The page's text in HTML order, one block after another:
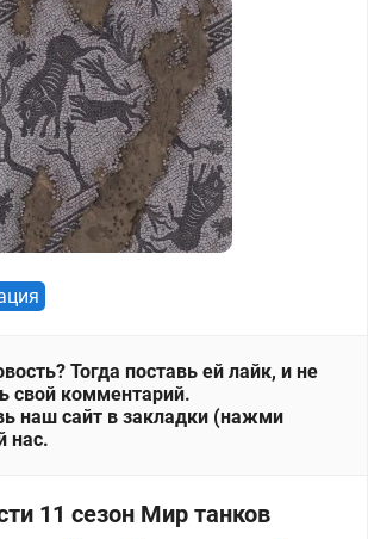
Тогда поставь ей лайк, и не
свой комментарий.
наш сайт в закладки (нажми
нас.
11 сезон Мир танков